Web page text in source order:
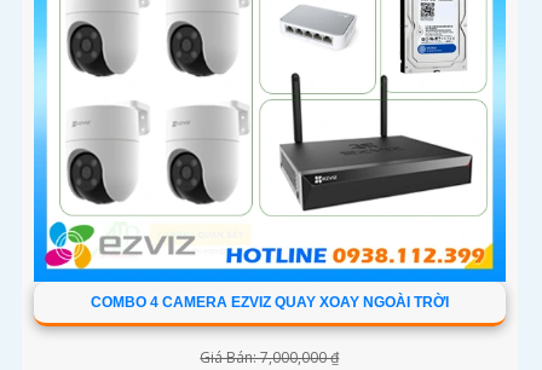
COMBO 4 CAMERA EZVIZ QUAY XOAY NGOÀI TRỜI
Giá Bán: 7,000,000 ₫